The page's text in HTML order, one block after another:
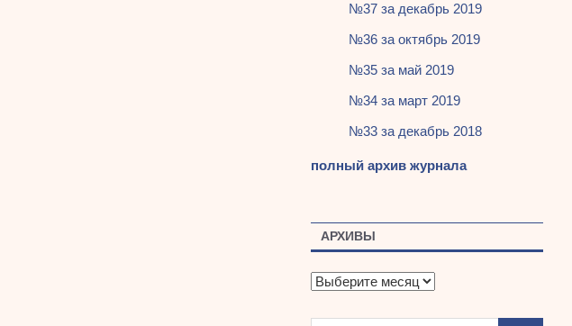
№37 за декабрь 2019
№36 за октябрь 2019
№35 за май 2019
№34 за март 2019
№33 за декабрь 2018
полный архив журнала
АРХИВЫ
А
х